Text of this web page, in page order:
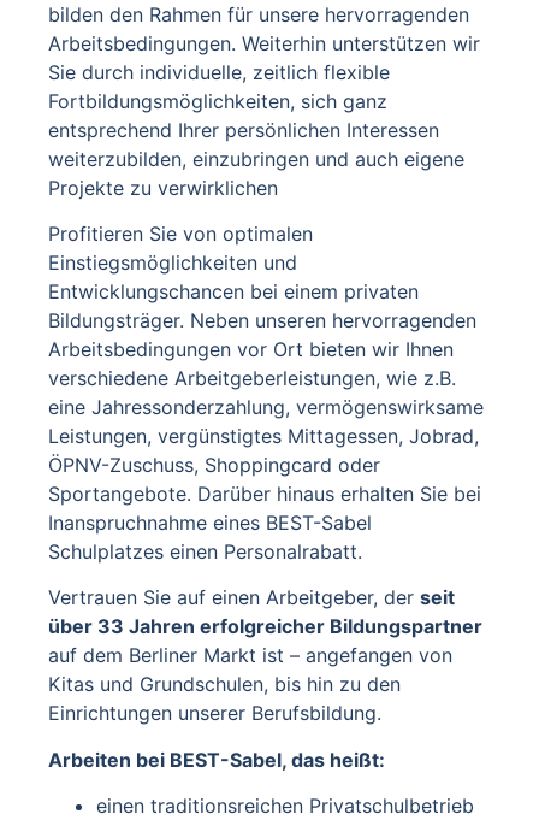
bilden den Rahmen für unsere hervorragenden
Arbeitsbedingungen. Weiterhin unterstützen wir
Sie durch individuelle, zeitlich flexible
Fortbildungsmöglichkeiten, sich ganz
entsprechend Ihrer persönlichen Interessen
weiterzubilden, einzubringen und auch eigene
Projekte zu verwirklichen
Profitieren Sie von optimalen
Einstiegsmöglichkeiten und
Entwicklungschancen bei einem privaten
Bildungsträger. Neben unseren hervorragenden
Arbeitsbedingungen vor Ort bieten wir Ihnen
verschiedene Arbeitgeberleistungen, wie z.B.
eine Jahressonderzahlung, vermögenswirksame
Leistungen, vergünstigtes Mittagessen, Jobrad,
ÖPNV-Zuschuss, Shoppingcard oder
Sportangebote. Darüber hinaus erhalten Sie bei
Inanspruchnahme eines BEST-Sabel
Schulplatzes einen Personalrabatt.
Vertrauen Sie auf einen Arbeitgeber, der seit
über 33 Jahren erfolgreicher Bildungspartner
auf dem Berliner Markt ist – angefangen von
Kitas und Grundschulen, bis hin zu den
Einrichtungen unserer Berufsbildung.
Arbeiten bei BEST-Sabel, das heißt:
einen traditionsreichen Privatschulbetrieb